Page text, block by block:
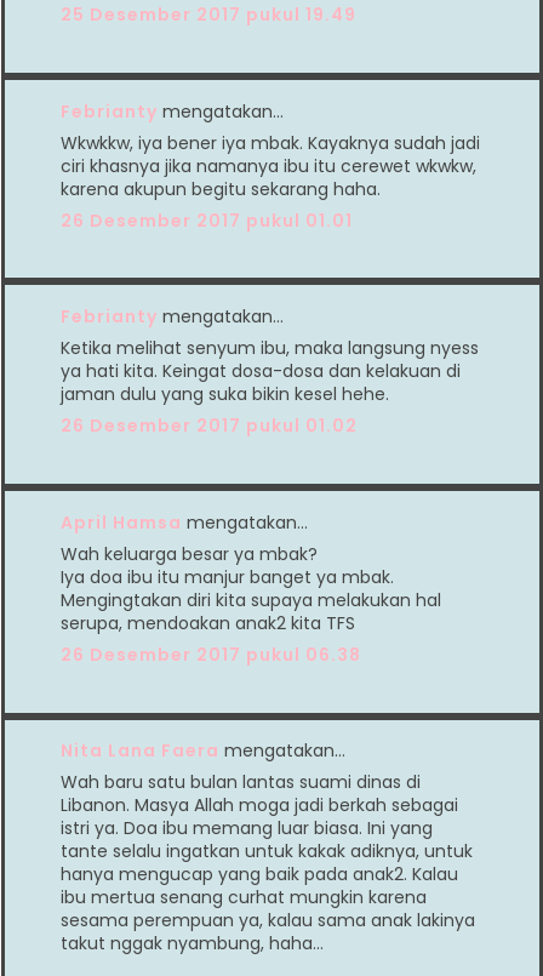
25 Desember 2017 pukul 19.49
Febrianty mengatakan…
Wkwkkw, iya bener iya mbak. Kayaknya sudah jadi
ciri khasnya jika namanya ibu itu cerewet wkwkw,
karena akupun begitu sekarang haha.
26 Desember 2017 pukul 01.01
Febrianty mengatakan…
Ketika melihat senyum ibu, maka langsung nyess
ya hati kita. Keingat dosa-dosa dan kelakuan di
jaman dulu yang suka bikin kesel hehe.
26 Desember 2017 pukul 01.02
April Hamsa mengatakan…
Wah keluarga besar ya mbak?
Iya doa ibu itu manjur banget ya mbak.
Mengingtakan diri kita supaya melakukan hal
serupa, mendoakan anak2 kita TFS
26 Desember 2017 pukul 06.38
Nita Lana Faera mengatakan…
Wah baru satu bulan lantas suami dinas di
Libanon. Masya Allah moga jadi berkah sebagai
istri ya. Doa ibu memang luar biasa. Ini yang
tante selalu ingatkan untuk kakak adiknya, untuk
hanya mengucap yang baik pada anak2. Kalau
ibu mertua senang curhat mungkin karena
sesama perempuan ya, kalau sama anak lakinya
takut nggak nyambung, haha...